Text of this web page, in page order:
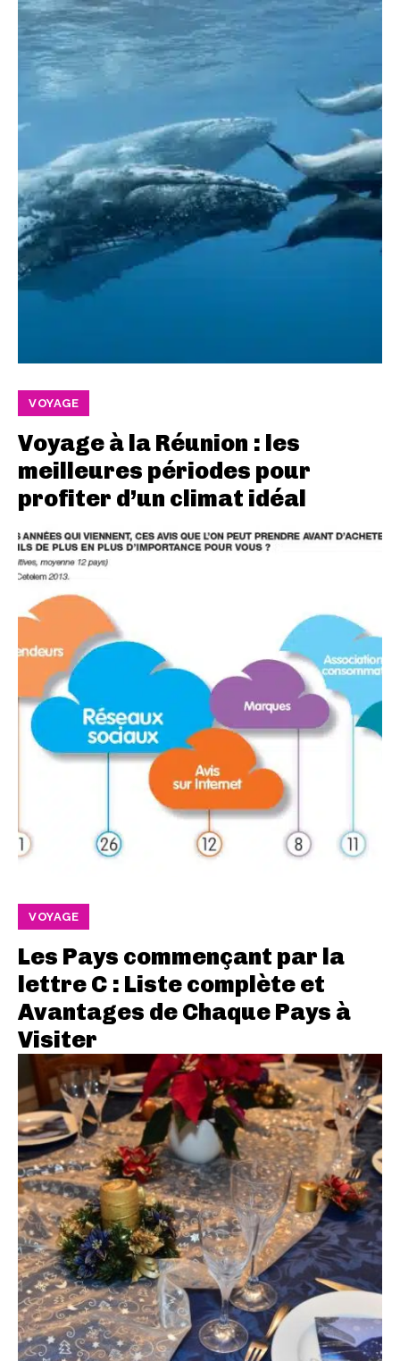
VOYAGE
Voyage à la Réunion : les
meilleures périodes pour
profiter d’un climat idéal
VOYAGE
Les Pays commençant par la
lettre C : Liste complète et
Avantages de Chaque Pays à
Visiter